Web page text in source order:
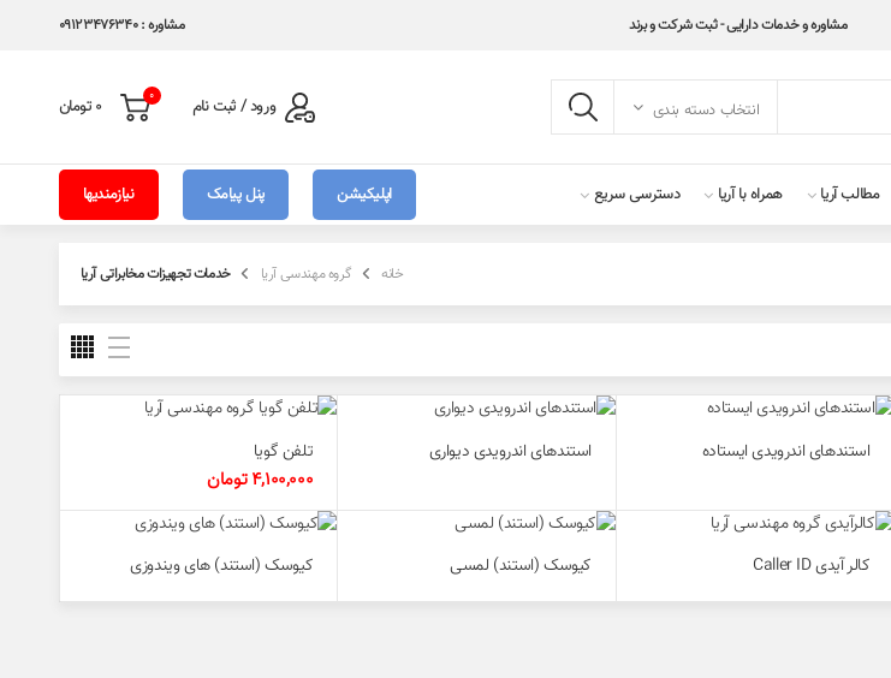
مشاوره و خدمات دارایی - ثبت شرکت و برند مشاوره : 09123476340
انتخاب دسته بندی ورود / ثبت نام 0
0 تومان
مطالب آریا همراه با آریا دسترسی سریع اپلیکیشن پنل پیامک نیازمندیها
خانه گروه مهندسی آریا خدمات تجهیزات مخابراتی آریا
استندهای اندرویدی ایستاده استندهای اندرویدی دیواری تلفن گویا
4,100,000 تومان
کالر آیدی Caller ID کیوسک (استند) لمسی‌ کیوسک (استند) های ویندوزی